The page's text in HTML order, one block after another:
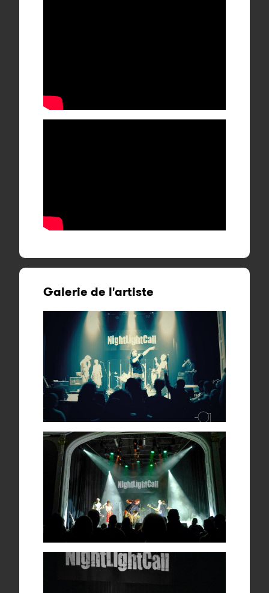
Galerie de l'artiste